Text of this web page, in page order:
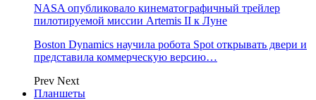
NASA опубликовало кинематографичный трейлер
пилотируемой миссии Artemis II к Луне
Boston Dynamics научила робота Spot открывать двери и
представила коммерческую версию…
Prev Next
Планшеты